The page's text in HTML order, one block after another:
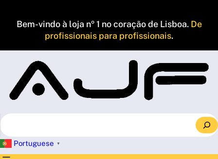
Bem-vindo à loja nº 1 no coração de Lisboa. De
profissionais para profissionais.
S
e
a
r
Portuguese ▼